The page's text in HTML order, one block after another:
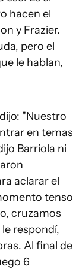
hacen el
y Frazier.
pero el
le hablan,
"Nuestro
en temas
Barriola ni
aclarar el
tenso
cruzamos
respondí,
Al final de
6